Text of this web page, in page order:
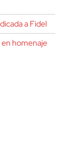
a Fidel
homenaje